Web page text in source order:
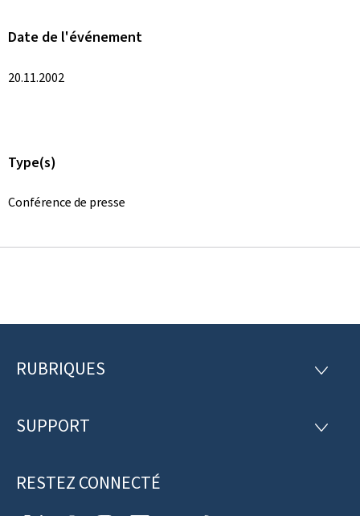
Date de l'événement
20.11.2002
Type(s)
Conférence de presse
P
e
d
RUBRIQUES
R
R
SUPPORT
S
RESTEZ CONNECTÉ